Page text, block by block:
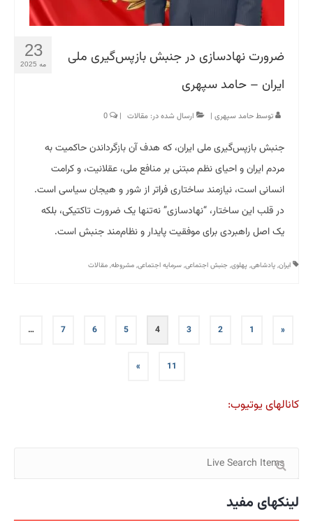
23
مه 2025
ضرورت نهادسازی در جنبش بازپس‌گیری ملی
ایران – حامد سپهری
توسطحامد سپهری | ارسال شده در: مقالات |
جنبش بازپس‌گیری ملی ایران، که هدف آن بازگرداندن حاکمیت به
مردم ایران و احیای نظم مبتنی بر منافع ملی، عقلانیت، و کرامت
انسانی است، نیازمند ساختاری فراتر از شور و هیجان سیاسی است.
در قلب این ساختار، “نهادسازی” نه‌تنها یک ضرورت تاکتیکی، بلکه
یک اصل راهبردی برای موفقیت پایدار و نظام‌مند جنبش است.
ایران, پادشاهی, پهلوی, جنبش اجتماعی, سرمایه اجتماعی, مشروطه, مقالات
صفحه‌بندی
«
1
2
3
4
5
6
7
…
11
»
کانالهای یوتیوب:
لینکهای مفید